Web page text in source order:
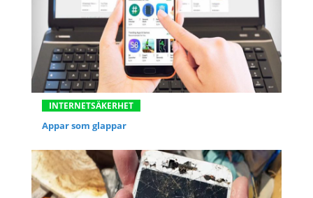
INTERNETSÄKERHET
Appar som glappar